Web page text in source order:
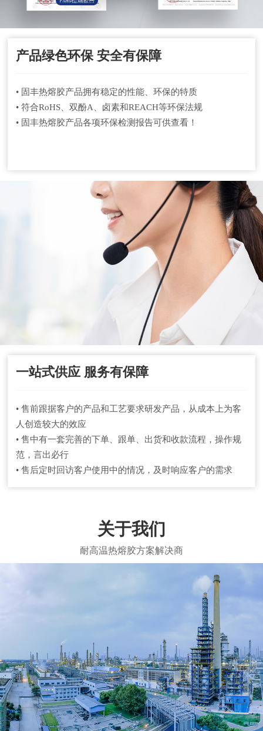
产品绿色环保 安全有保障
• 固丰热熔胶产品拥有稳定的性能、环保的特质
• 符合RoHS、双酚A、卤素和REACH等环保法规
• 固丰热熔胶产品各项环保检测报告可供查看！
一站式供应 服务有保障
• 售前跟据客户的产品和工艺要求研发产品，从成本上为客
人创造较大的效应
• 售中有一套完善的下单、跟单、出货和收款流程，操作规
范，言出必行
• 售后定时回访客户使用中的情况，及时响应客户的需求
关于我们